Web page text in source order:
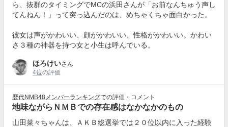
ら、抜群のタイミングでMCの浜田さんが「お前なんちゅう声し
てんねん！」って突っ込んだのは、めちゃくちゃ面白かった。
彼女は声がかわいい、顔がかわいい、性格がかわいい。かわい
さ３種の神器を持つ女と小生は呼んでいる。
ほろけいさん
4位の評価
歴代NMB48メンバーランキングでの評価・コメント
地味ながらＮＭＢでの存在感はなかなかのもの
山田菜々ちゃんは、ＡＫＢ総選挙では２０位以内に入った経験